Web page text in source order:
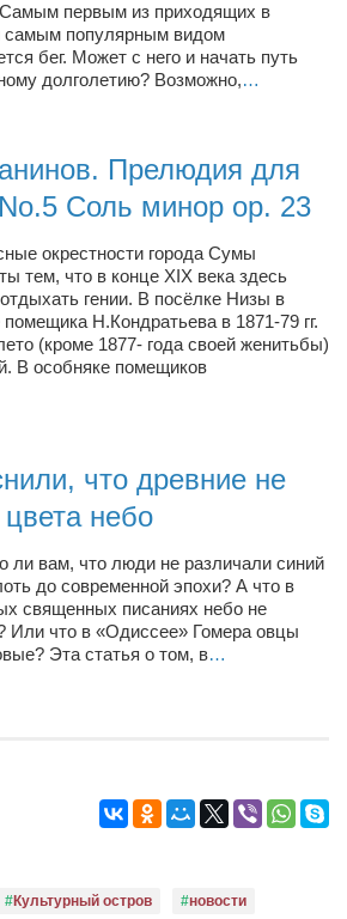
2014
«Я люблю Украину»
— детям!» 2014
первым из приходящих в
самым популярным видом
бег. Может с него и начать путь
долголетию? Возможно,…
Прелюдия для
Соль минор op. 23
окрестности города Сумы
тем, что в конце XIX века здесь
гении. В посёлке Низы в
Н.Кондратьева в 1871-79 гг.
(кроме 1877- года своей женитьбы)
В особняке помещиков
что древние не
цвета небо
ли вам, что люди не различали синий
до современной эпохи? А что в
священных писаниях небо не
Или что в «Одиссее» Гомера овцы
Эта статья о том, в…
Культурный остров новости